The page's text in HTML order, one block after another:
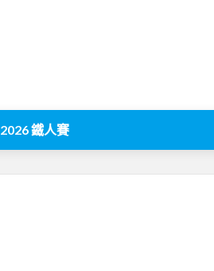
2026 鐵人賽